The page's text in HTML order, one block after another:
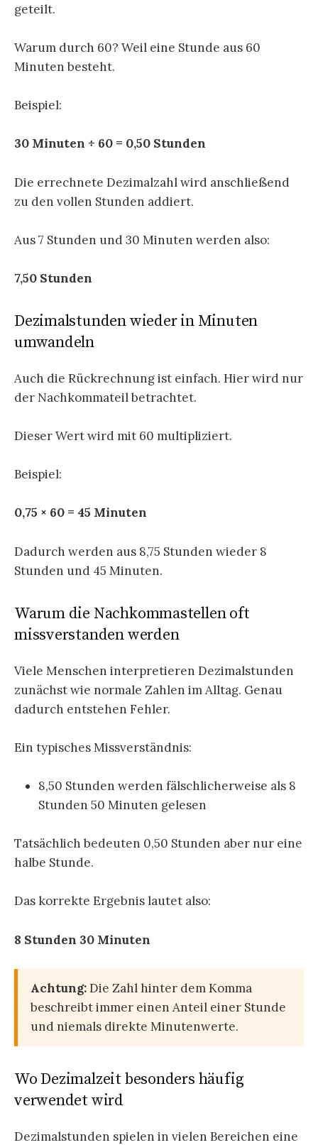
geteilt.
Warum durch 60? Weil eine Stunde aus 60
Minuten besteht.
Beispiel:
30 Minuten ÷ 60 = 0,50 Stunden
Die errechnete Dezimalzahl wird anschließend
zu den vollen Stunden addiert.
Aus 7 Stunden und 30 Minuten werden also:
7,50 Stunden
Dezimalstunden wieder in Minuten
umwandeln
Auch die Rückrechnung ist einfach. Hier wird nur
der Nachkommateil betrachtet.
Dieser Wert wird mit 60 multipliziert.
Beispiel:
0,75 × 60 = 45 Minuten
Dadurch werden aus 8,75 Stunden wieder 8
Stunden und 45 Minuten.
Warum die Nachkommastellen oft
missverstanden werden
Viele Menschen interpretieren Dezimalstunden
zunächst wie normale Zahlen im Alltag. Genau
dadurch entstehen Fehler.
Ein typisches Missverständnis:
8,50 Stunden werden fälschlicherweise als 8
Stunden 50 Minuten gelesen
Tatsächlich bedeuten 0,50 Stunden aber nur eine
halbe Stunde.
Das korrekte Ergebnis lautet also:
8 Stunden 30 Minuten
Achtung:Die Zahl hinter dem Komma
beschreibt immer einen Anteil einer Stunde
und niemals direkte Minutenwerte.
Wo Dezimalzeit besonders häufig
verwendet wird
Dezimalstunden spielen in vielen Bereichen eine